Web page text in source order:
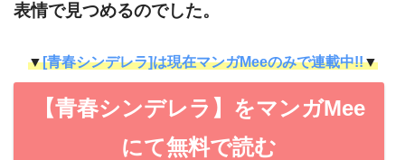
表情で見つめるのでした。
▼[青春シンデレラ]は現在マンガMeeのみで連載中!!▼
【青春シンデレラ】をマンガMee
にて無料で読む